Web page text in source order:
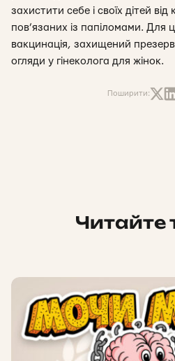
захистити себе і своїх дітей від
пов’язаних із папіломами. Для
вакцинація, захищений
огляди у гінеколога для жінок.
Поширити:
Читайте